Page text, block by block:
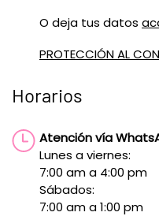
O deja tus datos
PROTECCIÓN AL
Horarios
Atención vía
Lunes a viernes:
7:00 am a 4:00 pm
Sábados:
7:00 am a 1:00 pm